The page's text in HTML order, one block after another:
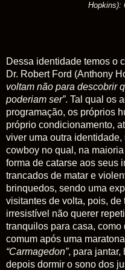
Hopkins):
Dessa identidade temos o
Dr. Robert Ford (Anthony
voltam não para descobrir
poderiam ser”. Tal qual os
programação, os próprios
próprio condicionamento,
viver uma outra identidade,
cowboy no qual, na
forma de catarse aos seus
trancados de matar e
brinquedos, sendo uma
visitantes de volta, pois, de
irresistível não querer
tranquilos para casa, como
comum após uma
“Carmagedon”, para jantar,
depois dormir o sono dos